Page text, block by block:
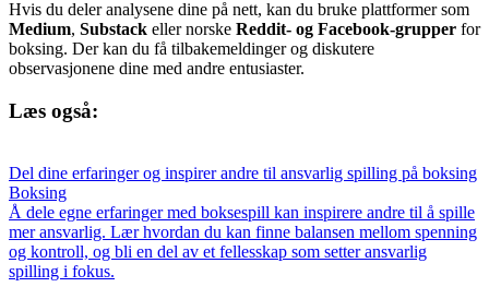
Hvis du deler analysene dine på nett, kan du bruke plattformer som
Medium, Substack eller norske Reddit- og Facebook-grupper for
boksing. Der kan du få tilbakemeldinger og diskutere
observasjonene dine med andre entusiaster.
Læs også:
Del dine erfaringer og inspirer andre til ansvarlig spilling på boksing
Boksing
Å dele egne erfaringer med boksespill kan inspirere andre til å spille
mer ansvarlig. Lær hvordan du kan finne balansen mellom spenning
og kontroll, og bli en del av et fellesskap som setter ansvarlig
spilling i fokus.